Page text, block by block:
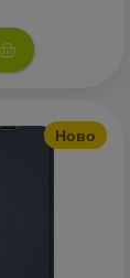
Ново